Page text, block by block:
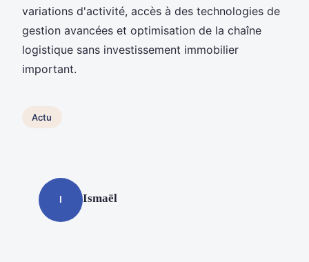
variations d'activité, accès à des technologies de
gestion avancées et optimisation de la chaîne
logistique sans investissement immobilier
important.
Actu
I Ismaël